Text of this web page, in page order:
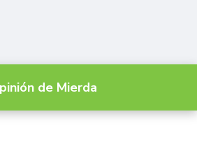
de Mierda